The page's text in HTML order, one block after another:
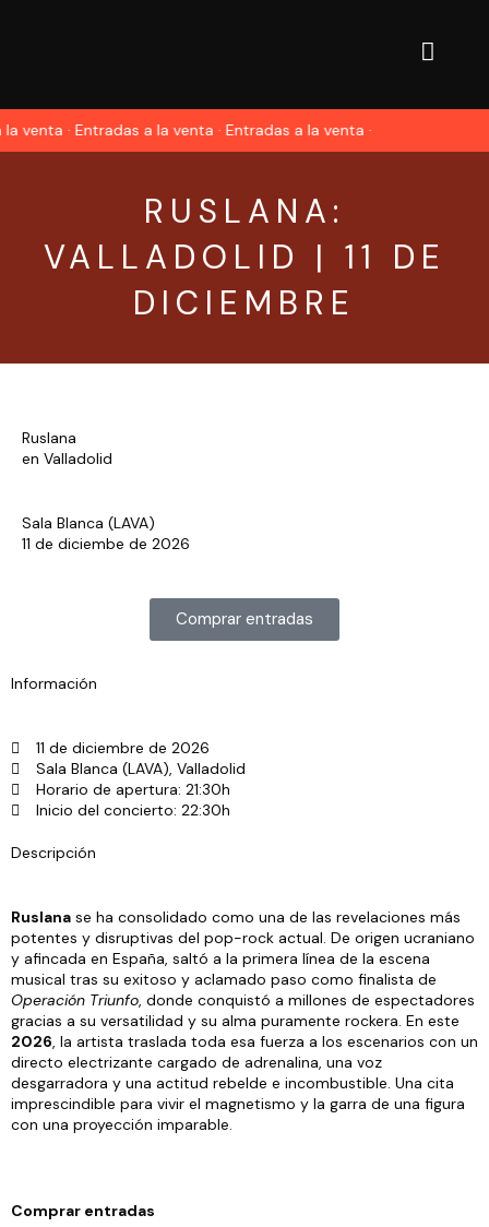
venta · Entradas a la venta · Entradas a la venta ·
RUSLANA:
VALLADOLID | 11 DE
DICIEMBRE
Ruslana
en Valladolid
Sala Blanca (LAVA)
11 de diciembe de 2026
Comprar entradas
Información
11 de diciembre de 2026
Sala Blanca (LAVA), Valladolid
Horario de apertura: 21:30h
Inicio del concierto: 22:30h
Descripción
Ruslana se ha consolidado como una de las revelaciones más
potentes y disruptivas del pop-rock actual. De origen ucraniano
y afincada en España, saltó a la primera línea de la escena
musical tras su exitoso y aclamado paso como finalista de
Operación Triunfo, donde conquistó a millones de espectadores
gracias a su versatilidad y su alma puramente rockera. En este
2026, la artista traslada toda esa fuerza a los escenarios con un
directo electrizante cargado de adrenalina, una voz
desgarradora y una actitud rebelde e incombustible. Una cita
imprescindible para vivir el magnetismo y la garra de una figura
con una proyección imparable.
Comprar entradas